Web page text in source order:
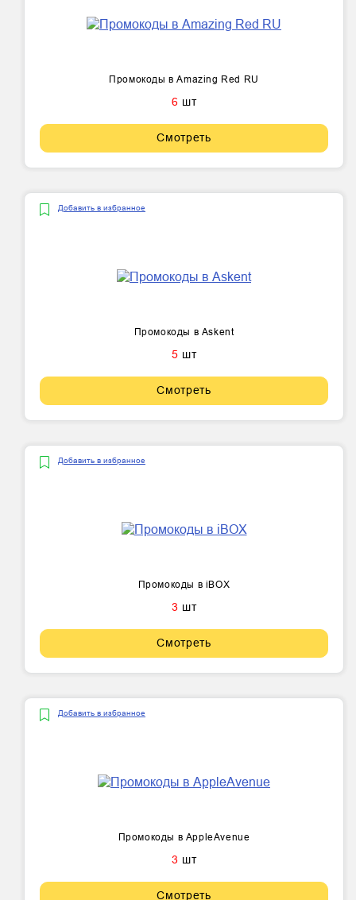
Промокоды в Amazing Red RU
6 шт
Смотреть
Добавить в избранное
Промокоды в Askent
5 шт
Смотреть
Добавить в избранное
Промокоды в iBOX
3 шт
Смотреть
Добавить в избранное
Промокоды в AppleAvenue
3 шт
Смотреть